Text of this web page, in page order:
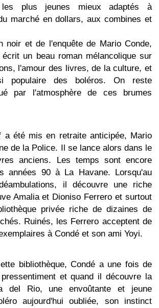
les plus jeunes mieux adaptés à
marché en dollars, aux combines et
noir et de l'enquête de Mario Conde,
écrit un beau roman mélancolique sur
l'amour des livres, de la culture, et
populaire des boléros. On reste
par l'atmosphère de ces brumes
a été mis en retraite anticipée, Mario
de la Police. Il se lance alors dans le
anciens. Les temps sont encore
années 90 à La Havane. Lorsqu'au
il découvre une riche
Amalia et Dioniso Ferrero et surtout
privée riche de dizaines de
Ruinés, les Ferrero acceptent de
à Condé et son ami Yoyi.
bibliothèque, Condé a une fois de
et quand il découvre la
del Rio, une envoûtante et jeune
aujourd'hui oubliée, son instinct